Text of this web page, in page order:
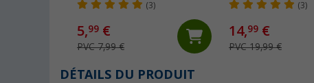
(3)
5,99 €
PVC 7,99 €
(3)
14,99 €
PVC 19,99 €
DÉTAILS DU PRODUIT